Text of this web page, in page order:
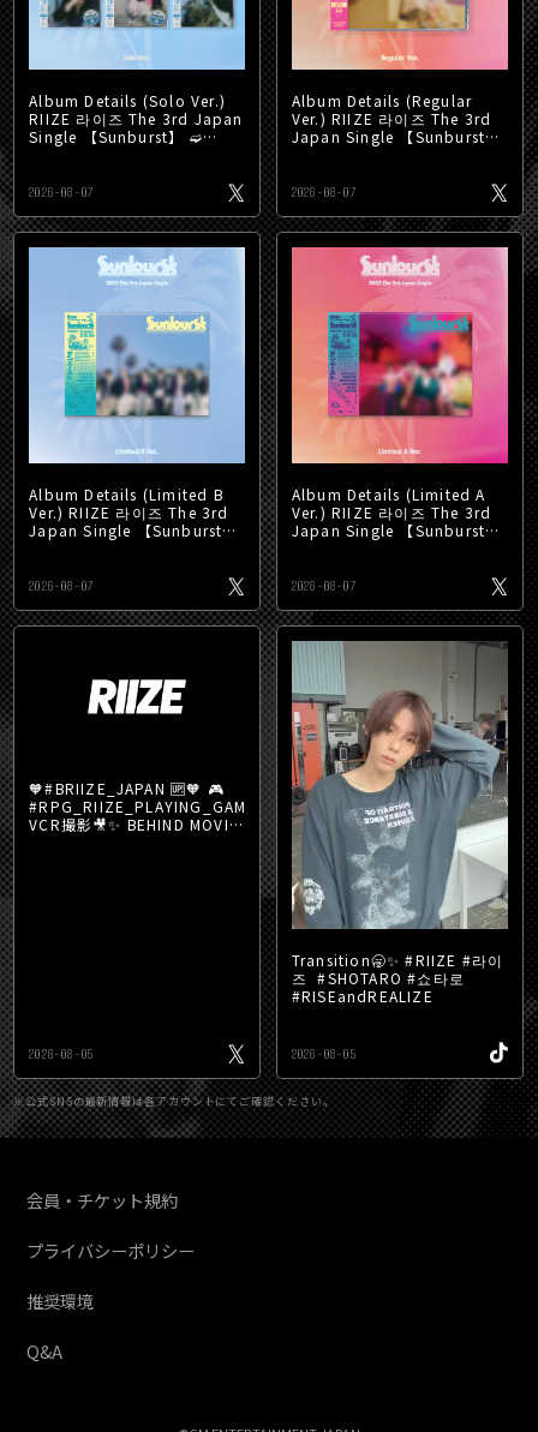
Album Details (Solo Ver.)
RIIZE 라이즈 The 3rd Japan
Single 【Sunburst】 ➫
2026-08-07
Album Details (Regular
Ver.) RIIZE 라이즈 The 3rd
Japan Single 【Sunburst】
2026-08-07
Album Details (Limited B
Ver.) RIIZE 라이즈 The 3rd
Japan Single 【Sunburst】
2026-08-07
Album Details (Limited A
Ver.) RIIZE 라이즈 The 3rd
Japan Single 【Sunburst】
2026-08-07
🧡#BRIIZE_JAPAN 🆙🧡 🎮
#RPG_RIIZE_PLAYING_GAME
VCR撮影🎥✨ BEHIND MOVIE
2026-08-05
Transition🥱✨ #RIIZE #라이
즈 #SHOTARO #쇼타로
#RISEandREALIZE
2026-08-05
※公式SNSの最新情報は各アカウントにてご確認ください。
会員・チケット規約
プライバシーポリシー
推奨環境
Q&A